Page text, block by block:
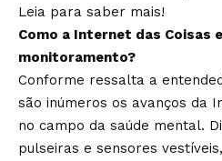
Leia para saber mais!
Como a Internet das Coisas
monitoramento?
Conforme ressalta a
são inúmeros os avanços da
no campo da saúde mental.
pulseiras e sensores